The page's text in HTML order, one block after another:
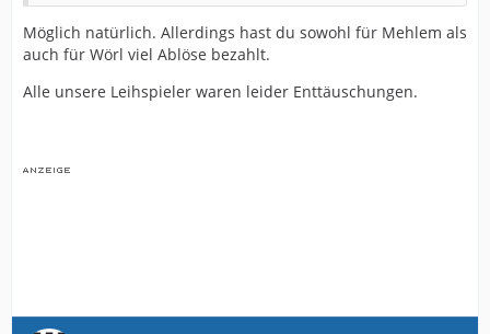
Möglich natürlich. Allerdings hast du sowohl für Mehlem als
auch für Wörl viel Ablöse bezahlt.
Alle unsere Leihspieler waren leider Enttäuschungen.